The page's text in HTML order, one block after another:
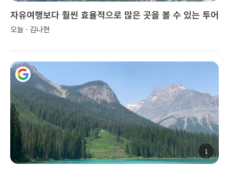
자유여행보다 훨씬 효율적으로 많은 곳을 볼 수 있는 투어
오늘 · 김나현
1